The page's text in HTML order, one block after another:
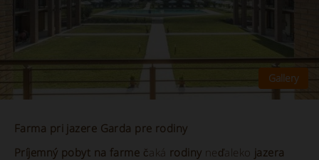
Farma pri jazere Garda pre rodiny
Príjemný pobyt na farme čaká rodiny neďaleko jazera